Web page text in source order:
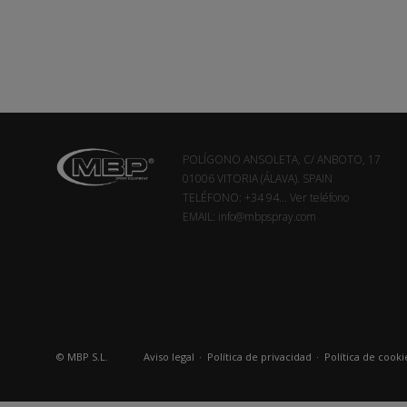
POLÍGONO ANSOLETA, C/ ANBOTO, 17
01006 VITORIA (ÁLAVA). SPAIN
TELÉFONO: +34 94... Ver teléfono
EMAIL: info@mbpspray.com
© MBP S.L. Aviso legal · Política de privacidad · Política de